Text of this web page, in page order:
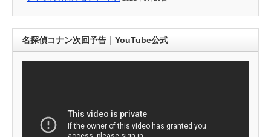
名探偵コナン次回予告｜YouTube公式